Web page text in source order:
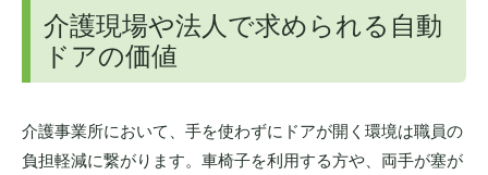
介護現場や法人で求められる自動
ドアの価値
介護事業所において、手を使わずにドアが開く環境は職員の
負担軽減に繋がります。車椅子を利用する方や、両手が塞が